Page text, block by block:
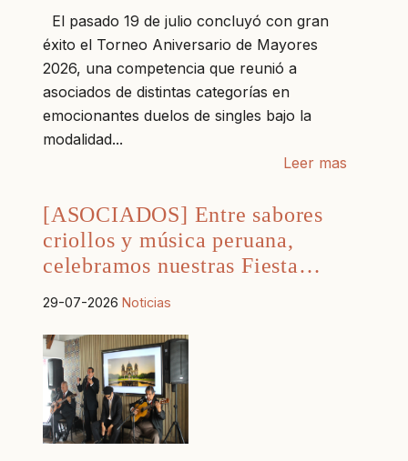
El pasado 19 de julio concluyó con gran
éxito el Torneo Aniversario de Mayores
2026, una competencia que reunió a
asociados de distintas categorías en
emocionantes duelos de singles bajo la
modalidad...
Leer mas
[ASOCIADOS] Entre sabores
criollos y música peruana,
celebramos nuestras Fiesta…
29-07-2026 Noticias